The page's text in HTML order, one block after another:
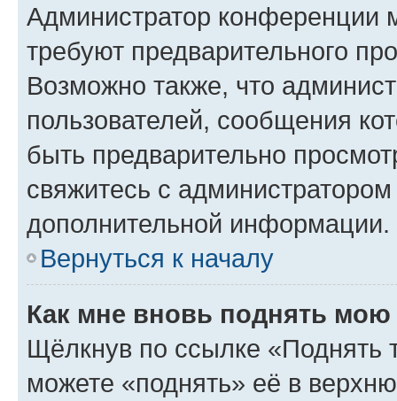
Администратор конференции
требуют предварительного
Возможно также, что
пользователей, сообщения
быть предварительно
свяжитесь с
дополнительной информации.
Вернуться к началу
Как мне вновь поднять мою
Щёлкнув по ссылке «Поднять
можете «поднять» её в